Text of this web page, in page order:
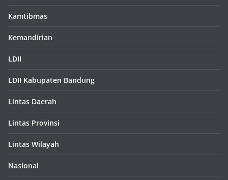
Kamtibmas
Kemandirian
LDII
LDII Kabupaten Bandung
Lintas Daerah
Lintas Provinsi
Lintas Wilayah
Nasional